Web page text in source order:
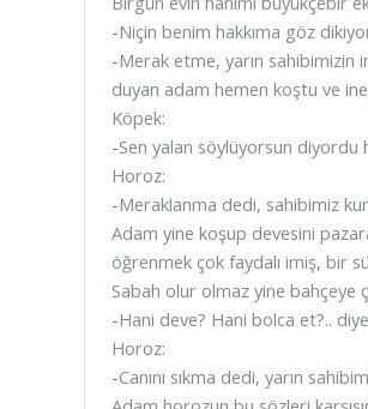
-Niçin benim hakkıma göz
-Merak etme, yarın sahibimizin
duyan adam hemen koştu ve
Köpek:
-Sen yalan söylüyorsun diyordu
Horoz:
-Meraklanma dedi, sahibimiz
Adam yine koşup devesini
öğrenmek çok faydalı imiş, bir
Sabah olur olmaz yine bahçeye
-Hani deve? Hani bolca et?..
Horoz:
-Canını sıkma dedi, yarın